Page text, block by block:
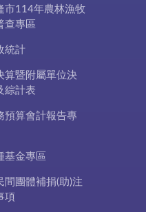
市114年農林漁牧
查專區
統計
算暨附屬單位決
綜計表
預算會計報告專
基金專區
間團體補捐(助)注
項